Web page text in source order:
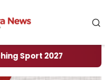
2027